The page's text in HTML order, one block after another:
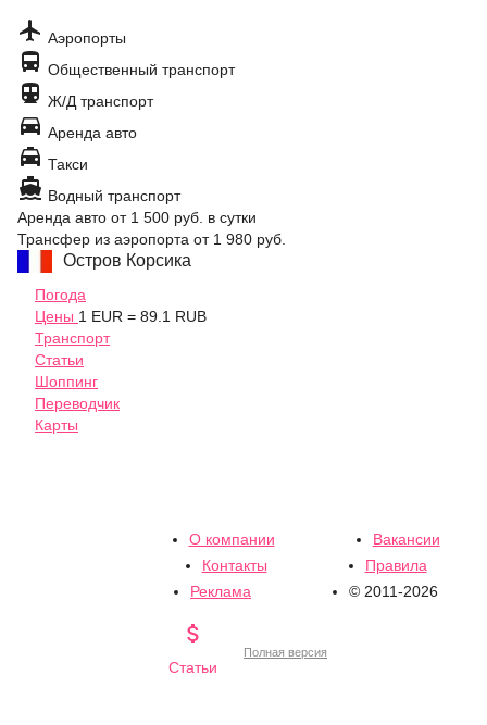
 Аэропорты
 Общественный транспорт
 Ж/Д транспорт
 Аренда авто
 Такси
 Водный транспорт
Аренда авто от 1 500 руб. в сутки
Трансфер из аэропорта от 1 980 руб.
Остров Корсика
Погода
Цены 1 EUR = 89.1 RUB
Транспорт
Статьи
Шоппинг
Переводчик
Карты
О компании
Вакансии
Контакты
Правила
Реклама
© 2011-2026

Статьи
Полная версия